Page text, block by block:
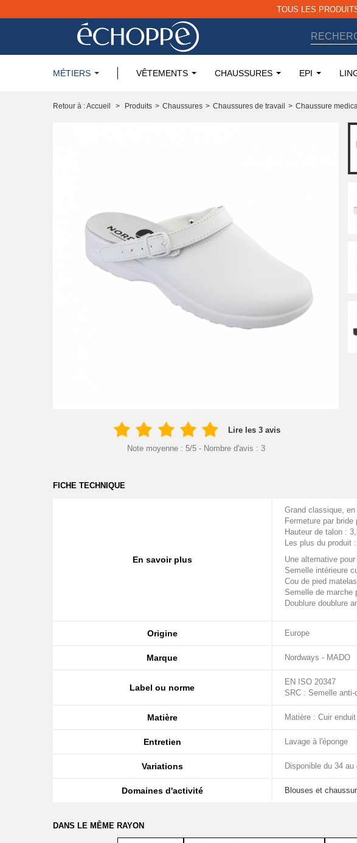
TOUS LES
MÉTIERS VÊTEMENTS CHAUSSURES EPI
Retour à : Accueil > Produits > Chaussures > Chaussures de travail > Chaussure
Lire les 3 avis
Note moyenne : 5/5- Nombre d'avis : 3
FICHE TECHNIQUE
En savoir plus
Grand classique,
Fermeture par
Hauteur de talon :
Les plus du produit :
Une alternative
Semelle intérieure
Cou de pied
Semelle de marche
Doublure doublure
Origine Europe
Marque Nordways - MADO
Label ou norme
EN ISO 20347
SRC : Semelle
Matière Matière : Cuir
Entretien Lavage à l'éponge
Variations Disponible du 34
Domaines d'activité Blouses et
DANS LE MÊME RAYON